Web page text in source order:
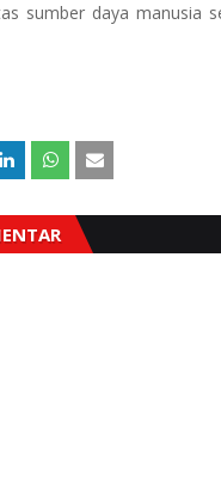
sumber daya manusia